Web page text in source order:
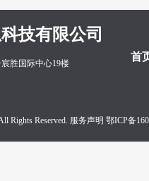
技有限公司
首
胜国际中心19楼
Rights Reserved. 服务声明 鄂ICP备